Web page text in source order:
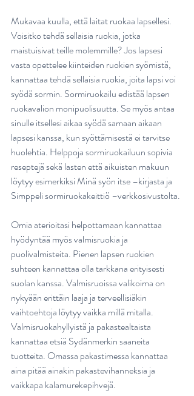
Mukavaa kuulla, että laitat ruokaa lapsellesi.
Voisitko tehdä sellaisia ruokia, jotka
maistuisivat teille molemmille? Jos lapsesi
vasta opettelee kiinteiden ruokien syömistä,
kannattaa tehdä sellaisia ruokia, joita lapsi voi
syödä sormin. Sormiruokailu edistää lapsen
ruokavalion monipuolisuutta. Se myös antaa
sinulle itsellesi aikaa syödä samaan aikaan
lapsesi kanssa, kun syöttämisestä ei tarvitse
huolehtia. Helppoja sormiruokailuun sopivia
reseptejä sekä lasten että aikuisten makuun
löytyy esimerkiksi Minä syön itse –kirjasta ja
Simppeli sormiruokakeittiö –verkkosivustolta.
Omia aterioitasi helpottamaan kannattaa
hyödyntää myös valmisruokia ja
puolivalmisteita. Pienen lapsen ruokien
suhteen kannattaa olla tarkkana erityisesti
suolan kanssa. Valmisruoissa valikoima on
nykyään erittäin laaja ja terveellisiäkin
vaihtoehtoja löytyy vaikka millä mitalla.
Valmisruokahyllyistä ja pakastealtaista
kannattaa etsiä Sydänmerkin saaneita
tuotteita. Omassa pakastimessa kannattaa
aina pitää ainakin pakastevihanneksia ja
vaikkapa kalamurekepihvejä.